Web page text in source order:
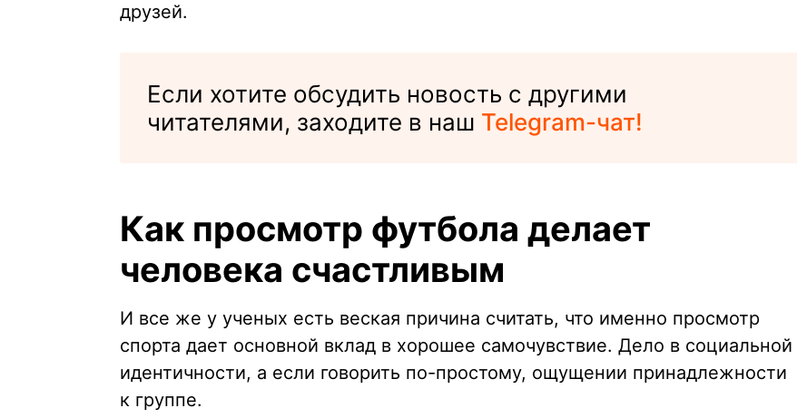
друзей.
Если хотите обсудить новость с другими
читателями, заходите в наш Telegram-чат!
Как просмотр футбола делает
человека счастливым
И все же у ученых есть веская причина считать, что именно просмотр
спорта дает основной вклад в хорошее самочувствие. Дело в социальной
идентичности, а если говорить по-простому, ощущении принадлежности
к группе.